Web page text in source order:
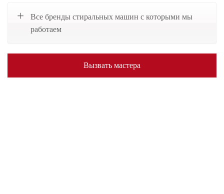
Все бренды стиральных машин с которыми мы
работаем
Вызвать мастера